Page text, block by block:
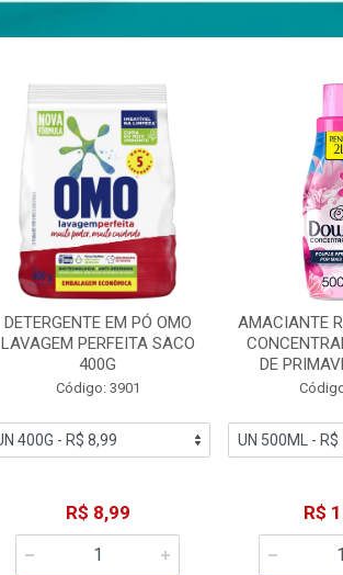
DETERGENTE EM PÓ OMO
LAVAGEM PERFEITA SACO
400G
Código: 3901
R$ 8,99
AMACIANTE
DE
R$